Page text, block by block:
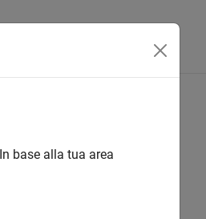
base alla tua area